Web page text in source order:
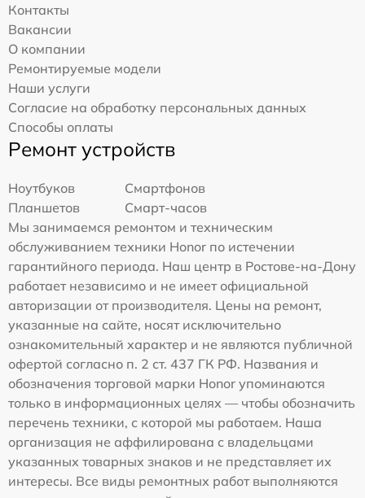
Контакты
Вакансии
О компании
Ремонтируемые модели
Наши услуги
Согласие на обработку персональных данных
Способы оплаты
Ремонт устройств
Ноутбуков
Смартфонов
Планшетов
Смарт-часов
Мы занимаемся ремонтом и техническим
обслуживанием техники Honor по истечении
гарантийного периода. Наш центр в Ростове-на-Дону
работает независимо и не имеет официальной
авторизации от производителя. Цены на ремонт,
указанные на сайте, носят исключительно
ознакомительный характер и не являются публичной
офертой согласно п. 2 ст. 437 ГК РФ. Названия и
обозначения торговой марки Honor упоминаются
только в информационных целях — чтобы обозначить
перечень техники, с которой мы работаем. Наша
организация не аффилирована с владельцами
указанных товарных знаков и не представляет их
интересы. Все виды ремонтных работ выполняются